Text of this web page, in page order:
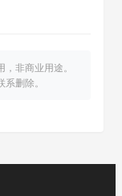
非商业用途。
删除。